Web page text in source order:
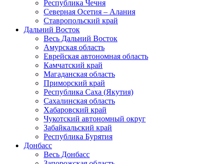
Республика Чечня
Северная Осетия – Алания
Ставропольский край
Дальний Восток
Весь Дальний Восток
Амурская область
Еврейская автономная область
Камчатский край
Магаданская область
Приморский край
Республика Саха (Якутия)
Сахалинская область
Хабаровский край
Чукотский автономный округ
Забайкальский край
Республика Бурятия
Донбасс
Весь Донбасс